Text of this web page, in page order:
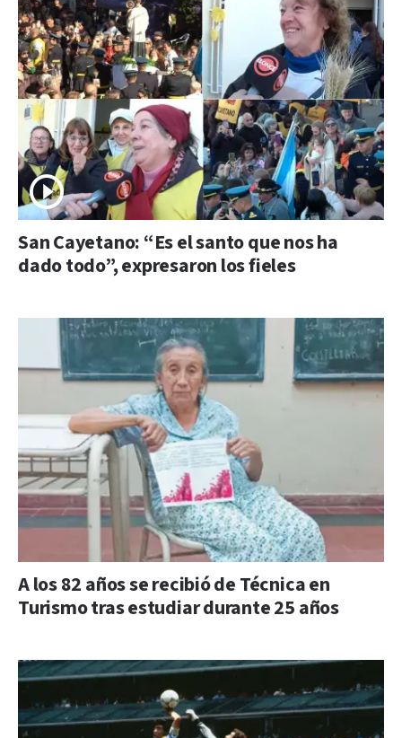
San Cayetano: “Es el santo que nos ha
dado todo”, expresaron los fieles
A los 82 años se recibió de Técnica en
Turismo tras estudiar durante 25 años